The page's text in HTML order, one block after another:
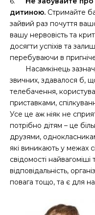
дитиною. Стримайте
зайвий раз почуття
вашу нервовість та
досягти успіхів та
перебуваючи в
Насамкінець
звичних, здавалося б,
телебачення,
приставками,
Усе це аж ніяк не
потрібно дітям – це
друзями,
які виникають у межах
свідомості найвагоміші
відповідальність,
повага тощо, та є для